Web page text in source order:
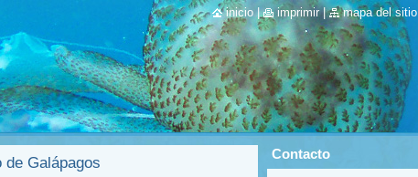
de Galápagos
Contacto
inicio | imprimir | mapa del sitio